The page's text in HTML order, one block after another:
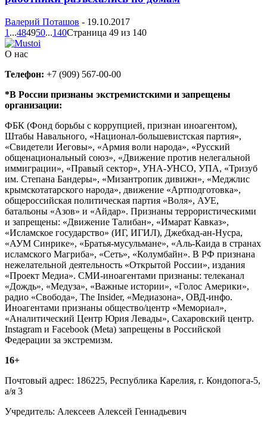
Валерий Поташов - 19.10.2017
1 ...484950...140Страница 49 из 140
О нас
Телефон: +7 (909) 567-00-00
*В России признаны экстремистскими и запрещены
организации:
ФБК (Фонд борьбы с коррупцией, признан иноагентом),
Штабы Навального, «Национал-большевистская партия»,
«Свидетели Иеговы», «Армия воли народа», «Русский
общенациональный союз», «Движение против нелегальной
иммиграции», «Правый сектор», УНА-УНСО, УПА, «Тризуб
им. Степана Бандеры», «Мизантропик дивижн», «Меджлис
крымскотатарского народа», движение «Артподготовка»,
общероссийская политическая партия «Воля», АУЕ,
батальоны «Азов» и «Айдар». Признаны террористическими
и запрещены: «Движение Талибан», «Имарат Кавказ»,
«Исламское государство» (ИГ, ИГИЛ), Джебхад-ан-Нусра,
«АУМ Синрике», «Братья-мусульмане», «Аль-Каида в странах
исламского Магриба», «Сеть», «Колумбайн». В РФ признана
нежелательной деятельность «Открытой России», издания
«Проект Медиа». СМИ-иноагентами признаны: телеканал
«Дождь», «Медуза», «Важные истории», «Голос Америки»,
радио «Свобода», The Insider, «Медиазона», ОВД-инфо.
Иноагентами признаны общество/центр «Мемориал»,
«Аналитический Центр Юрия Левады», Сахаровский центр.
Instagram и Facebook (Metа) запрещены в Российской
Федерации за экстремизм.
16+
Почтовый адрес: 186225, Республика Карелия, г. Кондопога-5,
а/я 3
Учредитель: Алексеев Алексей Геннадьевич